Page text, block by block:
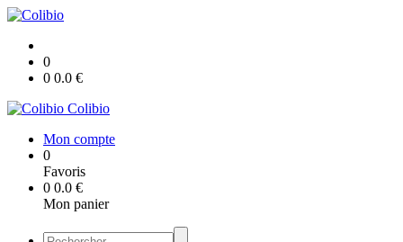
0
0 0.0 €
Colibio
Mon compte
0
Favoris
0 0.0 €
Mon panier